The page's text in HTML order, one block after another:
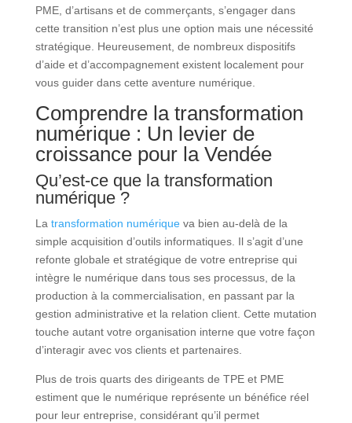
PME, d’artisans et de commerçants, s’engager dans
cette transition n’est plus une option mais une nécessité
stratégique. Heureusement, de nombreux dispositifs
d’aide et d’accompagnement existent localement pour
vous guider dans cette aventure numérique.
Comprendre la transformation
numérique: Un levier de
croissance pour la Vendée
Qu’est-ce que la transformation
numérique?
La transformation numériqueva bien au-delà de la
simple acquisition d’outils informatiques. Il s’agit d’une
refonte globale et stratégique de votre entreprise qui
intègre le numérique dans tous ses processus, de la
production à la commercialisation, en passant par la
gestion administrative et la relation client. Cette mutation
touche autant votre organisation interne que votre façon
d’interagir avec vos clients et partenaires.
Plus de trois quarts des dirigeants de TPE et PME
estiment que le numérique représente un bénéfice réel
pour leur entreprise, considérant qu’il permet